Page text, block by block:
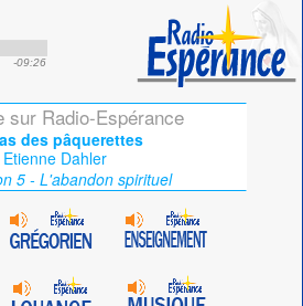
-09:26
sur Radio-Espérance
des pâquerettes
Etienne Dahler
5 - L'abandon spirituel